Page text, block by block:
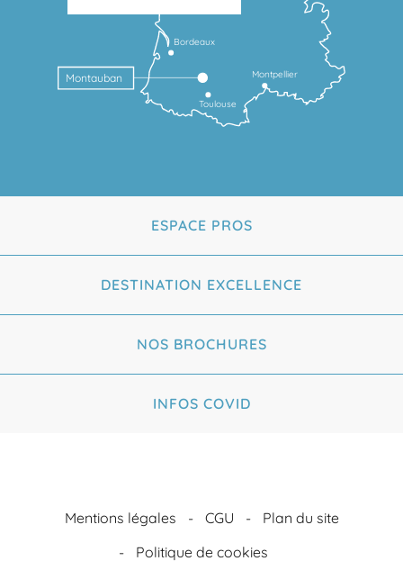
Toulouse
Montpellier
Bordeaux
Montauban
ESPACE PROS
DESTINATION EXCELLENCE
NOS BROCHURES
INFOS COVID
Mentions légales CGU
Plan du site
Politique de cookies